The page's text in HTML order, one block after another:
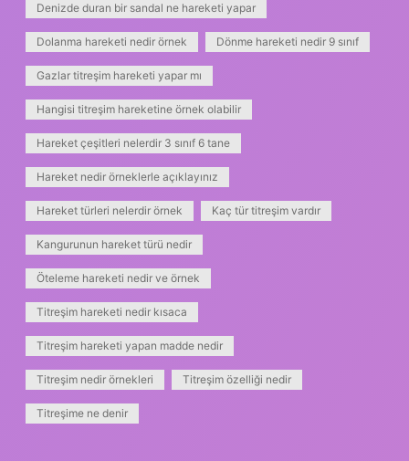
Denizde duran bir sandal ne hareketi yapar
Dolanma hareketi nedir örnek Dönme hareketi nedir 9 sınıf
Gazlar titreşim hareketi yapar mı
Hangisi titreşim hareketine örnek olabilir
Hareket çeşitleri nelerdir 3 sınıf 6 tane
Hareket nedir örneklerle açıklayınız
Hareket türleri nelerdir örnek Kaç tür titreşim vardır
Kangurunun hareket türü nedir
Öteleme hareketi nedir ve örnek
Titreşim hareketi nedir kısaca
Titreşim hareketi yapan madde nedir
Titreşim nedir örnekleri Titreşim özelliği nedir
Titreşime ne denir